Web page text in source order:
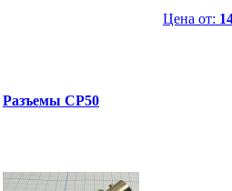
Цена от:
Разъемы СР50